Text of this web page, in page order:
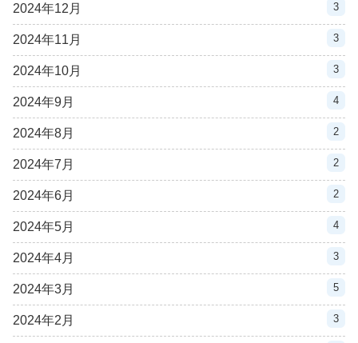
2024年12月 3
2024年11月 3
2024年10月 3
2024年9月 4
2024年8月 2
2024年7月 2
2024年6月 2
2024年5月 4
2024年4月 3
2024年3月 5
2024年2月 3